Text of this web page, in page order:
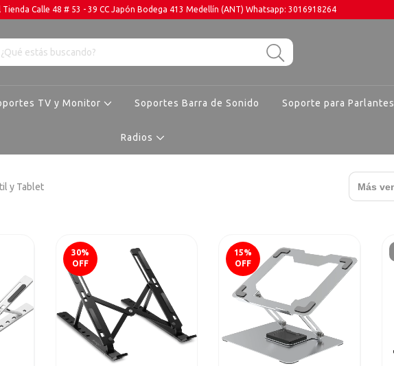
Calle 48 # 53 - 39 CC Japón Bodega 413 Medellín (ANT) Whatsapp: 3016918264
TV y Monitor Soportes Barra de Sonido Soporte para Parlantes
Radios
y Tablet
30%
OFF
15%
OFF